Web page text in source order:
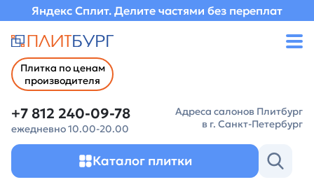
Яндекс Сплит. Делите частями без переплат
Плитка по ценам
производителя
+7 812 240-09-78
ежедневно 10.00-20.00
Адреса салонов Плитбург
в г. Санкт-Петербург
Каталог плитки